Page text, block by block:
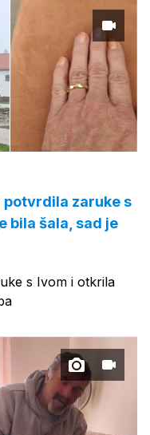
potvrdila zaruke s
bila šala, sad je
s Ivom i otkrila